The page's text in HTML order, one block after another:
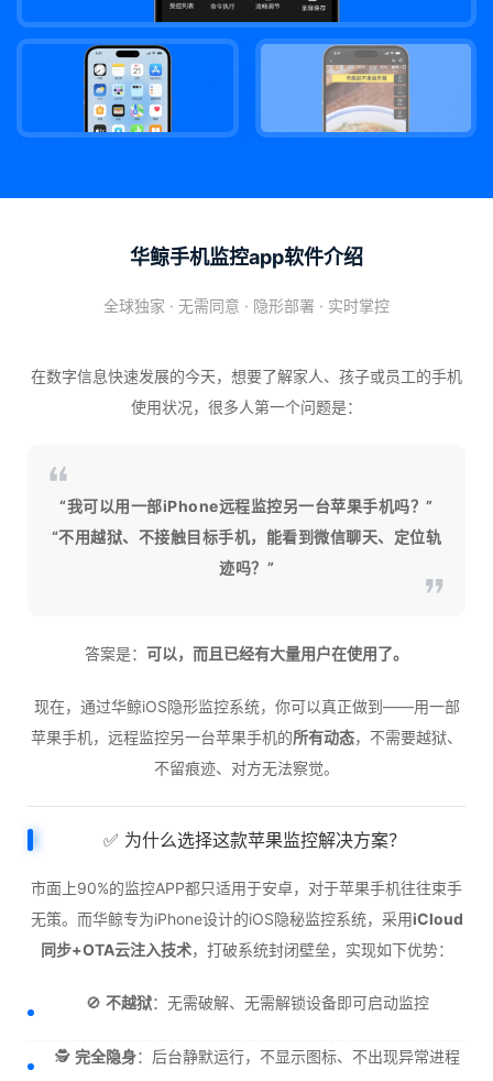
华鲸手机监控app软件介绍
全球独家 · 无需同意 · 隐形部署 · 实时掌控
在数字信息快速发展的今天，想要了解家人、孩子或员工的手机
使用状况，很多人第一个问题是：
“我可以用一部iPhone远程监控另一台苹果手机吗？”
“不用越狱、不接触目标手机，能看到微信聊天、定位轨
迹吗？”
答案是： 可以，而且已经有大量用户在使用了。
现在，通过华鲸iOS隐形监控系统，你可以真正做到——用一部
苹果手机，远程监控另一台苹果手机的所有动态，不需要越狱、
不留痕迹、对方无法察觉。
✅ 为什么选择这款苹果监控解决方案？
市面上90%的监控APP都只适用于安卓，对于苹果手机往往束手
无策。而华鲸专为iPhone设计的iOS隐秘监控系统，采用iCloud
同步+OTA云注入技术，打破系统封闭壁垒，实现如下优势：
🚫 不越狱：无需破解、无需解锁设备即可启动监控
🕵️ 完全隐身：后台静默运行，不显示图标、不出现异常进程